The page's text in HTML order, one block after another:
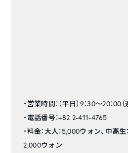
・営業時間：（平日）9：30～20：00
・電話番号：+82 2-411-4765
・料金：大人：5,000ウォン、中高生
2,000ウォン